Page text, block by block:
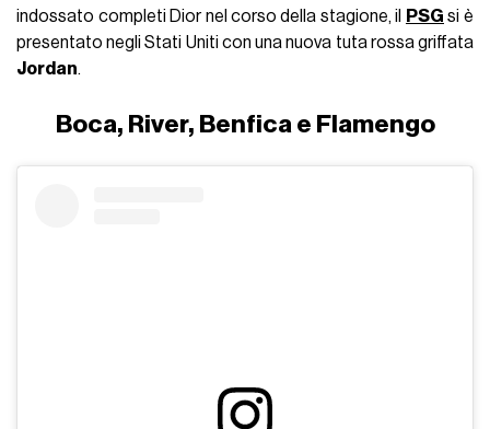
indossato completi Dior nel corso della stagione, il
PSG si è
presentato negli Stati Uniti con una nuova tuta rossa griffata
Jordan.
Boca, River, Benfica e Flamengo